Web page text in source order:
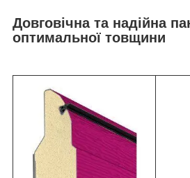
Довговічна та надійна
оптимальної товщини